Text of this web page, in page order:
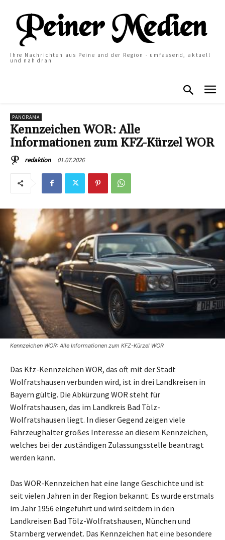
Ihre Nachrichten aus Peine und der Region - umfassend, aktuell
und nah dran
PANORAMA
Kennzeichen WOR: Alle
Informationen zum KFZ-Kürzel WOR
redaktion 01.07.2026
Kennzeichen WOR: Alle Informationen zum KFZ-Kürzel WOR
Das Kfz-Kennzeichen WOR, das oft mit der Stadt
Wolfratshausen verbunden wird, ist in drei Landkreisen in
Bayern gültig. Die Abkürzung WOR steht für
Wolfratshausen, das im Landkreis Bad Tölz-
Wolfratshausen liegt. In dieser Gegend zeigen viele
Fahrzeughalter großes Interesse an diesem Kennzeichen,
welches bei der zuständigen Zulassungsstelle beantragt
werden kann.
Das WOR-Kennzeichen hat eine lange Geschichte und ist
seit vielen Jahren in der Region bekannt. Es wurde erstmals
im Jahr 1956 eingeführt und wird seitdem in den
Landkreisen Bad Tölz-Wolfratshausen, München und
Starnberg verwendet. Das Kennzeichen hat eine besondere